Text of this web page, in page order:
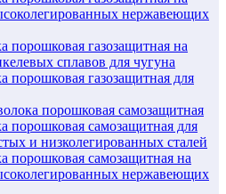
нержавеющих
порошковая газозащитная на
сплавов для чугуна
порошковая газозащитная для
порошковая самозащитная
порошковая самозащитная для
и низколегированных сталей
порошковая самозащитная на
нержавеющих